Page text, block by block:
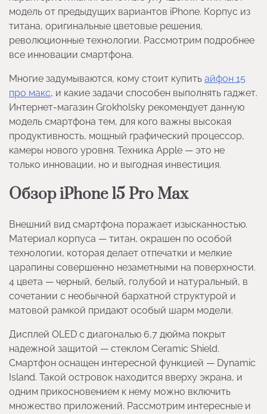
модель от предыдущих вариантов iPhone. Корпус из
титана, оригинальные цветовые решения,
революционные технологии. Рассмотрим подробнее
все инновации смартфона.
Многие задумываются, кому стоит купить айфон 15
про макс, и какие задачи способен выполнять гаджет.
Интернет-магазин Grokholsky рекомендует данную
модель смартфона тем, для кого важны высокая
продуктивность, мощный графический процессор,
камеры нового уровня. Техника Apple — это не
только инновации, но и выгодная инвестиция.
Обзор iPhone 15 Pro Max
Внешний вид смартфона поражает изысканностью.
Материал корпуса — титан, окрашен по особой
технологии, которая делает отпечатки и мелкие
царапины совершенно незаметными на поверхности.
4 цвета — черный, белый, голубой и натуральный, в
сочетании с необычной бархатной структурой и
матовой рамкой придают особый шарм модели.
Дисплей OLED с диагональю 6,7 дюйма покрыт
надежной защитой — стеклом Ceramic Shield.
Смартфон оснащен интересной функцией — Dynamic
Island. Такой островок находится вверху экрана, и
одним прикосновением к нему можно включить
множество приложений. Рассмотрим интересные и